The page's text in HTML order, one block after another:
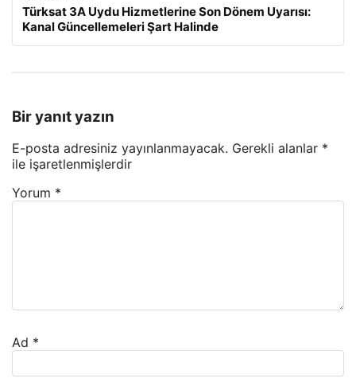
Türksat 3A Uydu Hizmetlerine Son Dönem Uyarısı:
Kanal Güncellemeleri Şart Halinde
Bir yanıt yazın
E-posta adresiniz yayınlanmayacak. Gerekli alanlar *
ile işaretlenmişlerdir
Yorum *
Ad *